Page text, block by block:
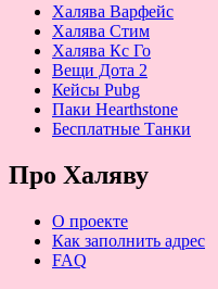
Халява Варфейс
Халява Стим
Халява Кс Го
Вещи Дота 2
Кейсы Pubg
Паки Hearthstone
Бесплатные Танки
Про Халяву
О проекте
Как заполнить адрес
FAQ